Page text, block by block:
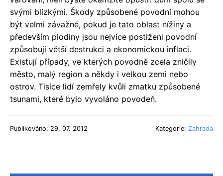
svými blízkými. Škody způsobené povodní mohou
být velmi závažné, pokud je tato oblast nížiny a
především plodiny jsou nejvíce postiženi povodní
způsobují větší destrukci a ekonomickou inflaci.
Existují případy, ve kterých povodně zcela zničily
město, malý region a někdy i velkou zemi nebo
ostrov. Tisíce lidí zemřely kvůli zmatku způsobené
tsunami, které bylo vyvoláno povodeň.
Publikováno: 29. 07. 2012 Kategorie: Zahrada